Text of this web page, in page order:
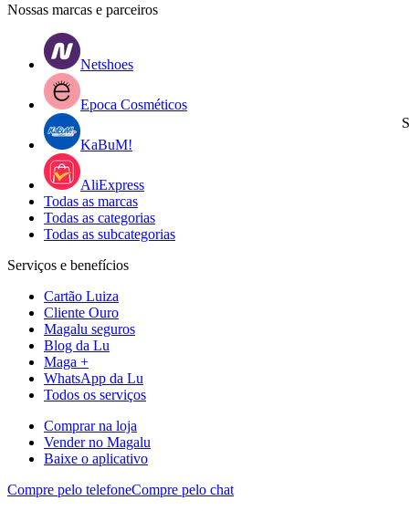
Nossas marcas e parceiros
Netshoes
Epoca Cosméticos
KaBuM!
AliExpress
Todas as marcas
Todas as categorias
Todas as subcategorias
Serviços e benefícios
Cartão Luiza
Cliente Ouro
Magalu seguros
Blog da Lu
Maga +
WhatsApp da Lu
Todos os serviços
Comprar na loja
Vender no Magalu
Baixe o aplicativo
Compre pelo telefoneCompre pelo chat